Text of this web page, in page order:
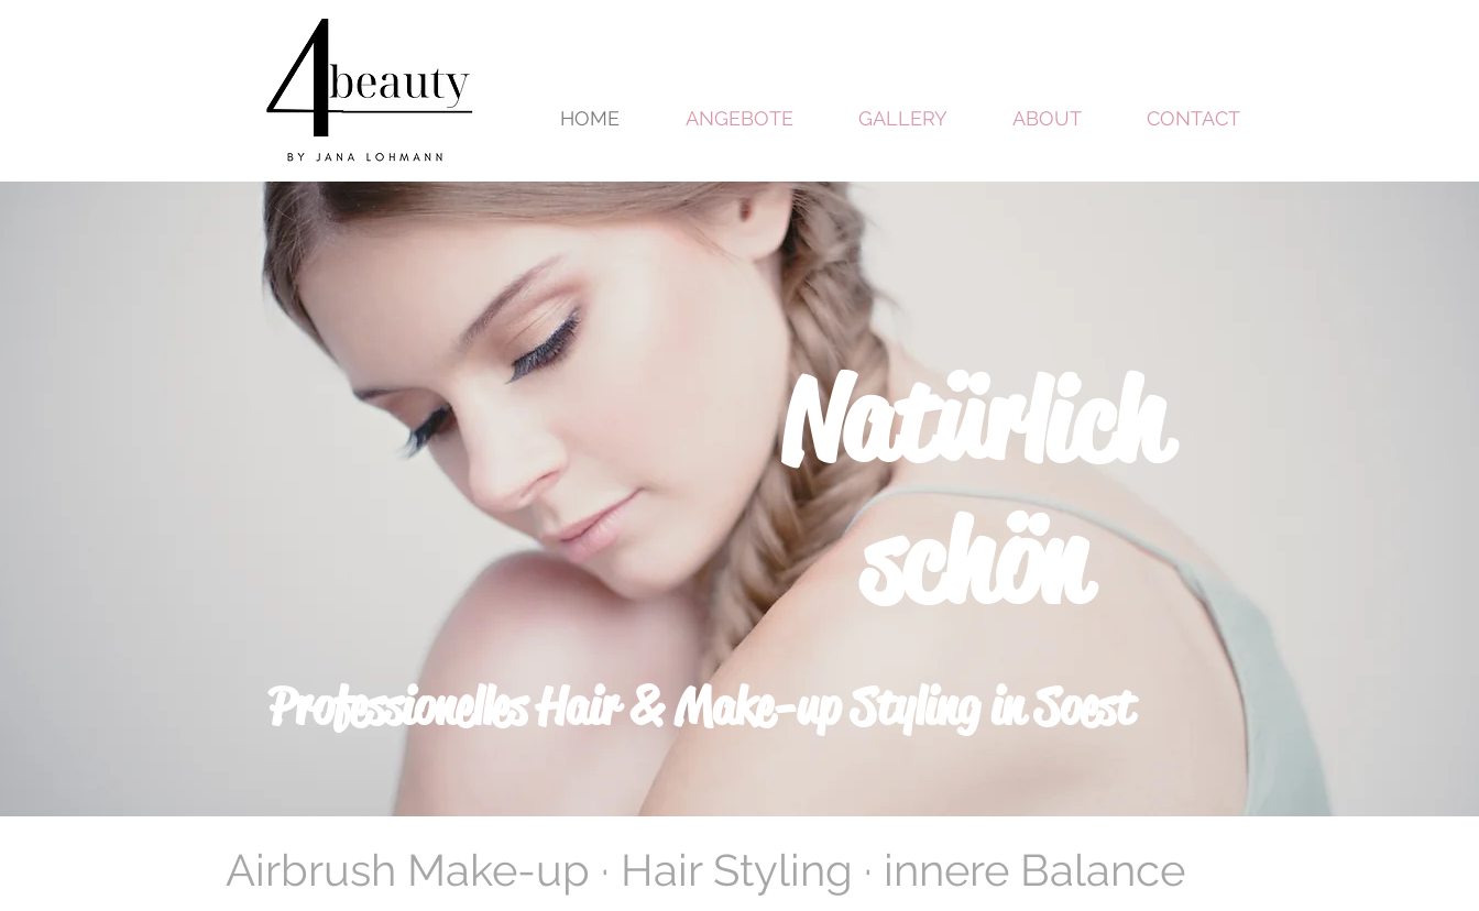
HOME ANGEBOTE GALLERY ABOUT CONTACT
Natürlich
schön
Professionelles Hair & Make-up Styling in Soest
Airbrush Make-up · Hair Styling · innere Balance